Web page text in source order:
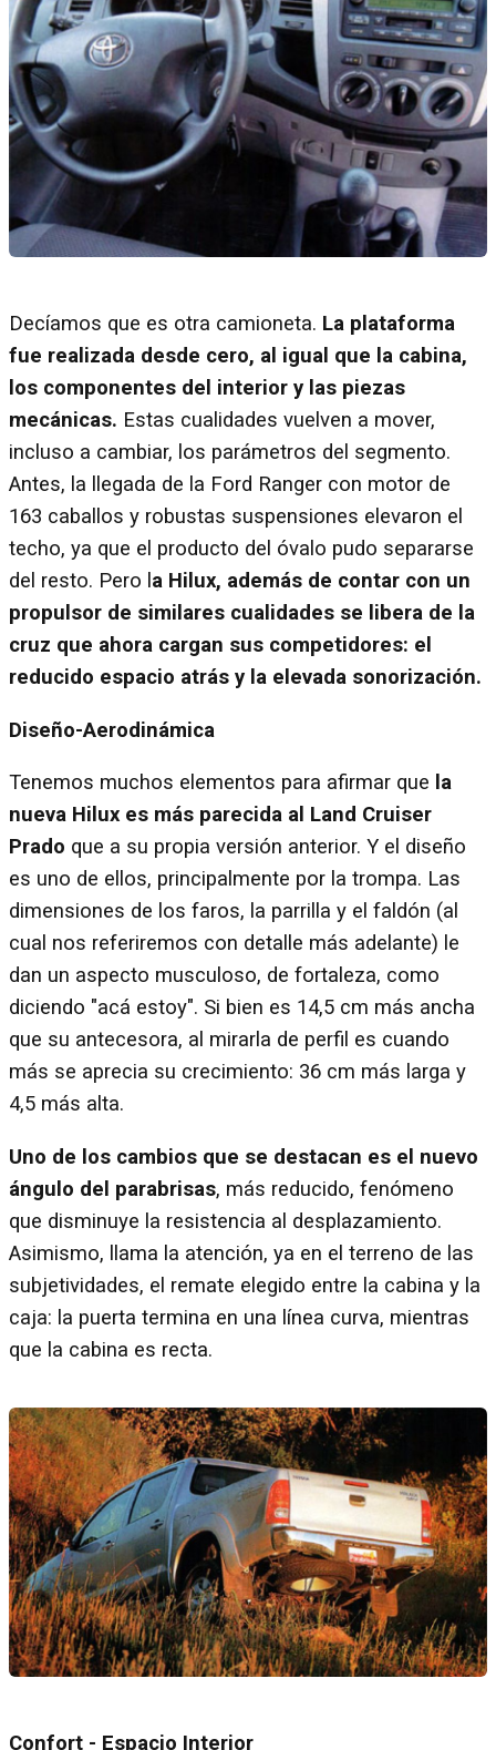
Decíamos que es otra camioneta. La plataforma
fue realizada desde cero, al igual que la cabina,
los componentes del interior y las piezas
mecánicas. Estas cualidades vuelven a mover,
incluso a cambiar, los parámetros del segmento.
Antes, la llegada de la Ford Ranger con motor de
163 caballos y robustas suspensiones elevaron el
techo, ya que el producto del óvalo pudo separarse
del resto. Pero l a Hilux, además de contar con un
propulsor de similares cualidades se libera de la
cruz que ahora cargan sus competidores: el
reducido espacio atrás y la elevada sonorización.
Diseño-Aerodinámica
Tenemos muchos elementos para afirmar que la
nueva Hilux es más parecida al Land Cruiser
Prado que a su propia versión anterior. Y el diseño
es uno de ellos, principalmente por la trompa. Las
dimensiones de los faros, la parrilla y el faldón (al
cual nos referiremos con detalle más adelante) le
dan un aspecto musculoso, de fortaleza, como
diciendo "acá estoy". Si bien es 14,5 cm más ancha
que su antecesora, al mirarla de perfil es cuando
más se aprecia su crecimiento: 36 cm más larga y
4,5 más alta.
Uno de los cambios que se destacan es el nuevo
ángulo del parabrisas, más reducido, fenómeno
que disminuye la resistencia al desplazamiento.
Asimismo, llama la atención, ya en el terreno de las
subjetividades, el remate elegido entre la cabina y la
caja: la puerta termina en una línea curva, mientras
que la cabina es recta.
Confort - Espacio Interior